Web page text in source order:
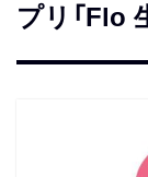
プリ「Flo